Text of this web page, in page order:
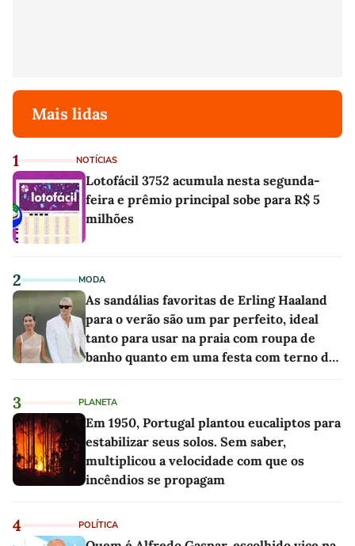
Mais lidas
1 NOTÍCIAS
Lotofácil 3752 acumula nesta segunda-
feira e prêmio principal sobe para R$ 5
milhões
2 MODA
As sandálias favoritas de Erling Haaland
para o verão são um par perfeito, ideal
tanto para usar na praia com roupa de
banho quanto em uma festa com terno de
3 PLANETA
Em 1950, Portugal plantou eucaliptos para
estabilizar seus solos. Sem saber,
multiplicou a velocidade com que os
incêndios se propagam
4 POLÍTICA